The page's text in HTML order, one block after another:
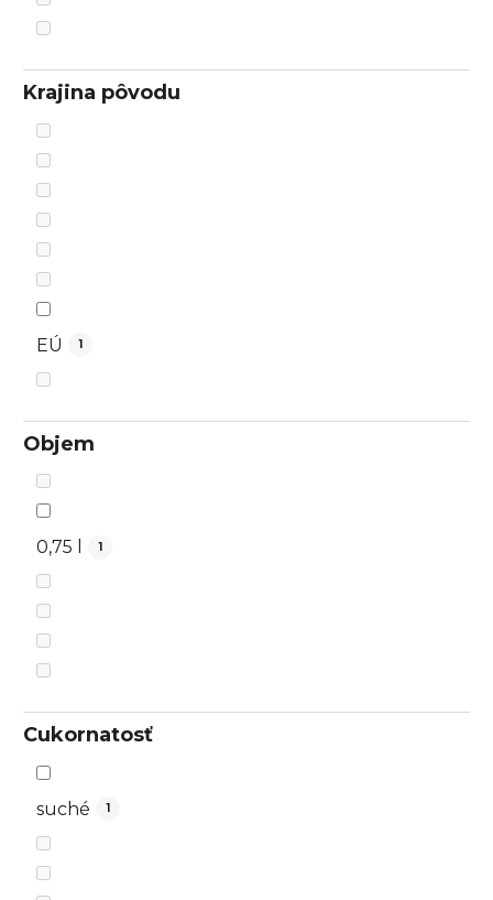
Krajina pôvodu
EÚ 1
Objem
0,75 l 1
Cukornatosť
suché 1